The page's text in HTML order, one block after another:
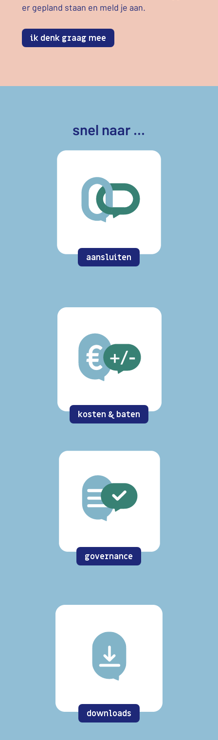
er gepland staan en meld je aan.
ik denk graag mee
snel naar ...
aansluiten
kosten & baten
governance
downloads